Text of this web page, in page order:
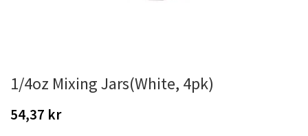
1/4oz Mixing Jars(White, 4pk)
54,37 kr